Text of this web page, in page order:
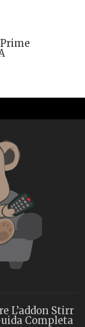
L’addon Stirr
Completa